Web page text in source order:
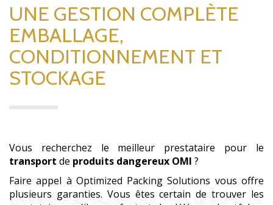
UNE GESTION COMPLÈTE
EMBALLAGE,
CONDITIONNEMENT ET
STOCKAGE
Vous recherchez le meilleur prestataire pour le
transport de produits dangereux OMI ?
Faire appel à Optimized Packing Solutions vous offre
plusieurs garanties. Vous êtes certain de trouver les